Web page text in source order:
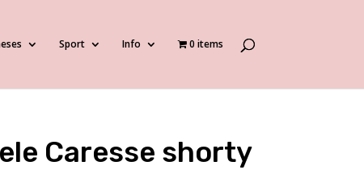
Sport Info 0 items
Caresse shorty